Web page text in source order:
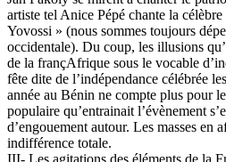
artiste tel Anice Pépé chante la
Yovossi » (nous sommes toujours
occidentale). Du coup, les illusions
de la françAfrique sous le vocable
fête dite de l’indépendance célébrée
année au Bénin ne compte plus pour
populaire qu’entrainait l’évènement
d’engouement autour. Les masses en
indifférence totale.